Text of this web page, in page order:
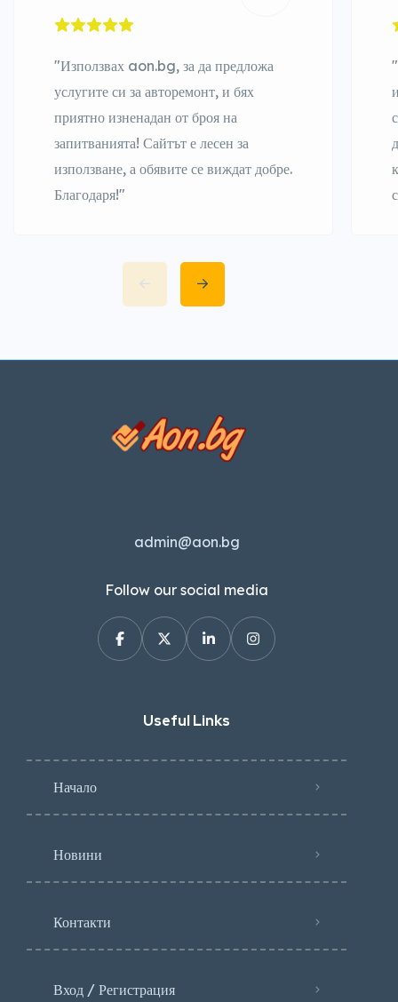
"Използвах aon.bg, за да предложа
услугите си за авторемонт, и бях
приятно изненадан от броя на
запитванията! Сайтът е лесен за
използване, а обявите се виждат добре.
Благодаря!"
admin@aon.bg
Follow our social media
Useful Links
Начало
Новини
Контакти
Вход / Регистрация